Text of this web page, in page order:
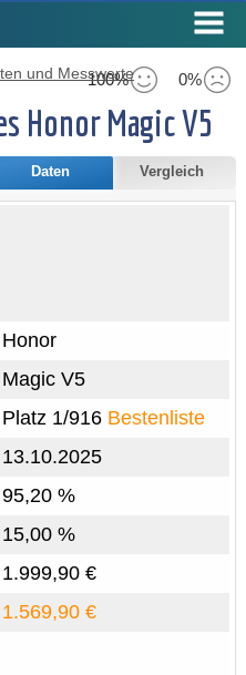
100% 0%
und Messwerte
Honor Magic V5
Daten Vergleich
Honor
Magic V5
Platz 1/916 Bestenliste
13.10.2025
95,20 %
15,00 %
1.999,90 €
1.569,90 €